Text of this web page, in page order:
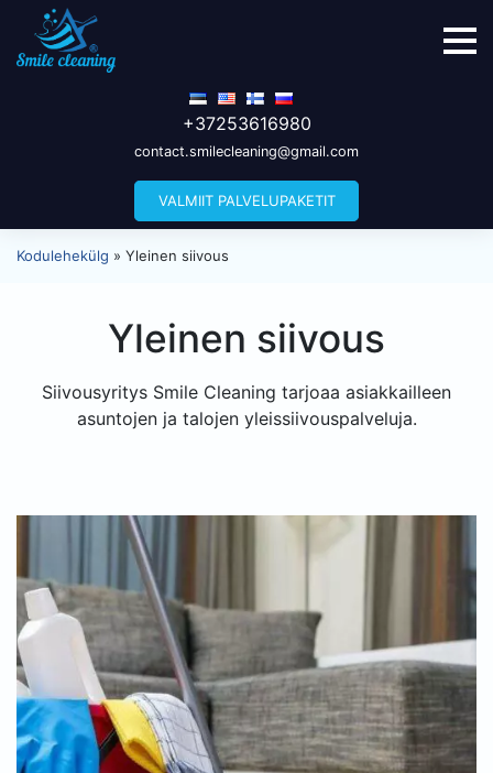
+37253616980
contact.smilecleaning@gmail.com
VALMIIT PALVELUPAKETIT
Kodulehekülg » Yleinen siivous
Yleinen siivous
Siivousyritys Smile Cleaning tarjoaa asiakkailleen
asuntojen ja talojen yleissiivouspalveluja.